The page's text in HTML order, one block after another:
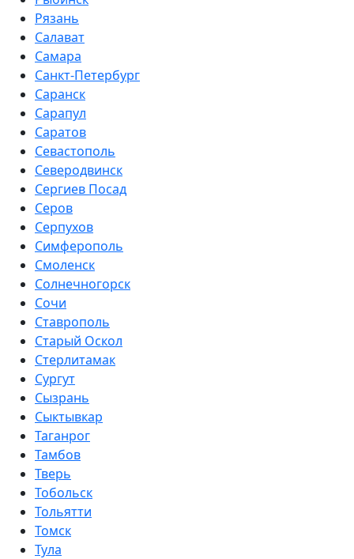
Рязань
Салават
Самара
Санкт-Петербург
Саранск
Сарапул
Саратов
Севастополь
Северодвинск
Сергиев Посад
Серов
Серпухов
Симферополь
Смоленск
Солнечногорск
Сочи
Ставрополь
Старый Оскол
Стерлитамак
Сургут
Сызрань
Сыктывкар
Таганрог
Тамбов
Тверь
Тобольск
Тольятти
Томск
Тула